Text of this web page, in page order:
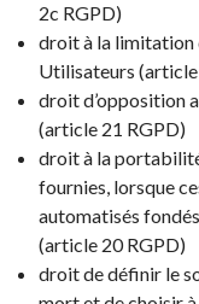
2c RGPD)
droit à la limitation
Utilisateurs (article
droit d’opposition
(article 21 RGPD)
droit à la
fournies, lorsque
automatisés
(article 20 RGPD)
droit de définir le